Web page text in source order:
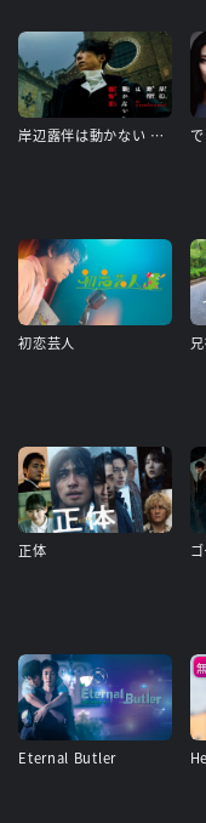
岸辺露伴は動かない 懺悔室
初恋芸人
正体
Eternal Butler